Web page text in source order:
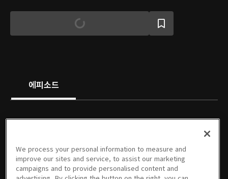
루된 걸 알게 되었다. 그는 대중의 관심을 희원의 스캔들에서 멀어지게
하기 위해 '천재 복서 이권숙 복귀' 프로젝트를 계획하고, 권숙에게 도움
을 청한다. 태영의 끈질긴 설득 끝에 권숙은 '복싱이 싫은 천재 복서의 은
에피소드
1회
08/21/2023 • 1시간 9분
2회
08/22/2023 • 1시간 10분
3회
08/28/2023 • 1시간 6분
4회
08/29/2023 • 1시간 9분
5회
09/04/2023 • 1시간 4분
PREMIUM
We process your personal information to measure and
improve our sites and service, to assist our marketing
campaigns and to provide personalised content and